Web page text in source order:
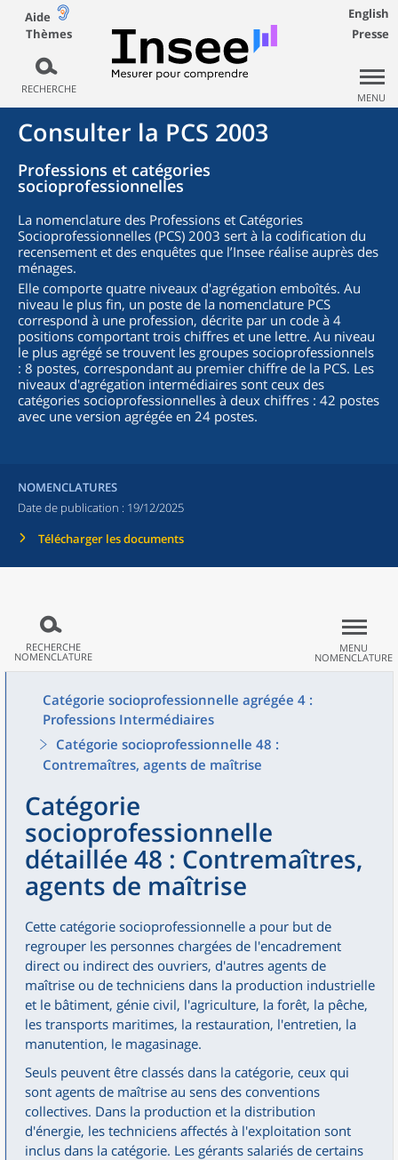
Aide
Thèmes
RECHERCHE
English
Presse
MENU
Consulter la PCS 2003
Professions et catégories
socioprofessionnelles
La nomenclature des Professions et Catégories
Socioprofessionnelles (PCS) 2003 sert à la codification du
recensement et des enquêtes que l’Insee réalise auprès des
ménages.
Elle comporte quatre niveaux d'agrégation emboîtés. Au
niveau le plus fin, un poste de la nomenclature PCS
correspond à une profession, décrite par un code à 4
positions comportant trois chiffres et une lettre. Au niveau
le plus agrégé se trouvent les groupes socioprofessionnels
: 8 postes, correspondant au premier chiffre de la PCS. Les
niveaux d'agrégation intermédiaires sont ceux des
catégories socioprofessionnelles à deux chiffres : 42 postes
avec une version agrégée en 24 postes.
NOMENCLATURES
Date de publication : 19/12/2025
Télécharger les documents
RECHERCHE
NOMENCLATURE
MENU
NOMENCLATURE
Catégorie socioprofessionnelle agrégée 4 :
Professions Intermédiaires
Catégorie socioprofessionnelle 48 :
Contremaîtres, agents de maîtrise
Catégorie
socioprofessionnelle
détaillée 48 : Contremaîtres,
agents de maîtrise
Cette catégorie socioprofessionnelle a pour but de
regrouper les personnes chargées de l'encadrement
direct ou indirect des ouvriers, d'autres agents de
maîtrise ou de techniciens dans la production industrielle
et le bâtiment, génie civil, l'agriculture, la forêt, la pêche,
les transports maritimes, la restauration, l'entretien, la
manutention, le magasinage.
Seuls peuvent être classés dans la catégorie, ceux qui
sont agents de maîtrise au sens des conventions
collectives. Dans la production et la distribution
d'énergie, les techniciens affectés à l'exploitation sont
inclus dans la catégorie. Les gérants salariés de certains